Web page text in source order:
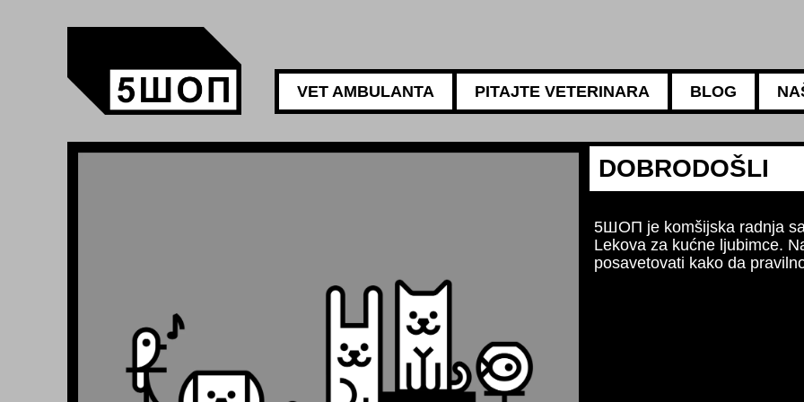
VET AMBULANTA PITAJTE VETERINARA BLOG
5АМБУЛАНТА
Za sve potrebe
Naši iskusni
ishrani, negi i